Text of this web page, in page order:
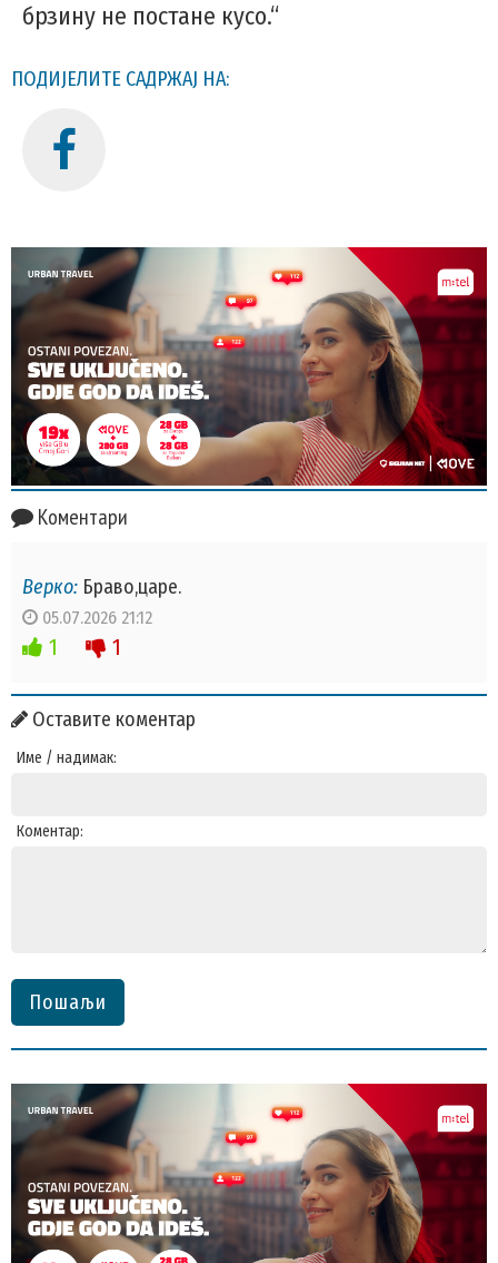
брзину не постане кусо.“
ПОДИЈЕЛИТЕ САДРЖАЈ НА:
Коментари
Верко: Браво,царе.
05.07.2026 21:12
1 1
Оставите коментар
Име / надимак:
Коментар:
Пошаљи